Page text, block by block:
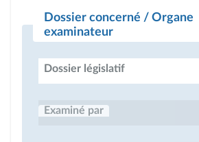
Dossier concerné / Organe
examinateur
Dossier législatif
Examiné par